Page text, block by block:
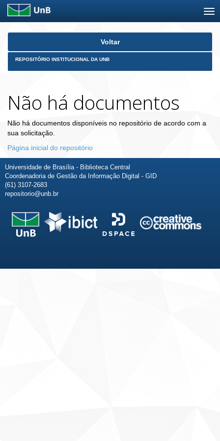
Skip
Voltar
REPOSITÓRIO INSTITUCIONAL DA UNB
Não há documentos
Não há documentos disponíveis no repositório de acordo com a
sua solicitação.
Página inicial do repositório
Universidade de Brasília - Biblioteca Central
Coordenadoria de Gestão da Informação Digital - GID
(61) 3107-2683
repositorio@unb.br